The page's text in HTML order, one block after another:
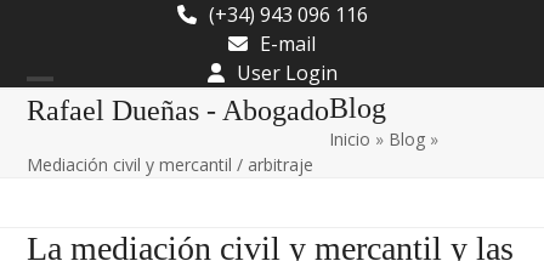
content
(+34) 943 096 116
E-mail
User Login
Rafael Dueñas - Abogado
Open
Close
Blog
Inicio » Blog »
Mediación civil y mercantil / arbitraje
La mediación civil y mercantil y las